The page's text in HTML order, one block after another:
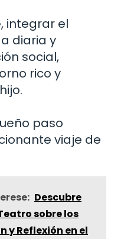
integrar el
diaria y
social,
rico y
paso
viaje de
Descubre
sobre los
y Reflexión en el